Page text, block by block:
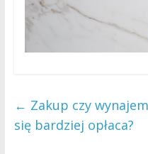
← Zakup czy
się bardziej opłaca?